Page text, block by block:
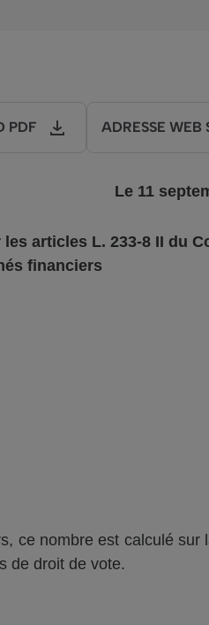
PDF ADRESSE WEB
Le 11
les articles L. 233-8 II du
financiers
ce nombre est calculé sur
de droit de vote.